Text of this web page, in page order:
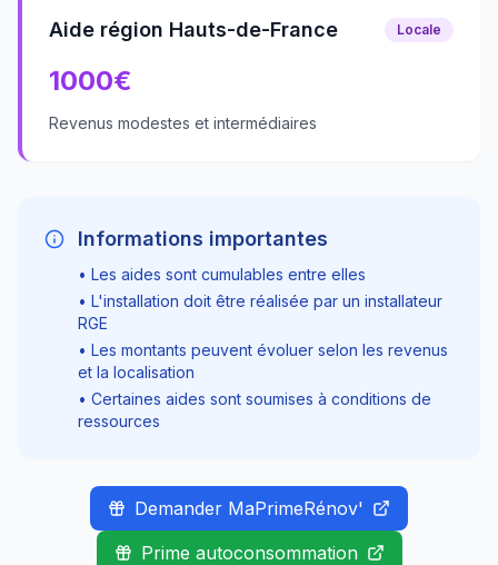
Aide région Hauts-de-France Locale
1000€
Revenus modestes et intermédiaires
Informations importantes
• Les aides sont cumulables entre elles
• L'installation doit être réalisée par un installateur
RGE
• Les montants peuvent évoluer selon les revenus
et la localisation
• Certaines aides sont soumises à conditions de
ressources
Demander MaPrimeRénov'
Prime autoconsommation